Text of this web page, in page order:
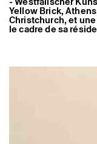
Yellow Brick,
Christchurch, et
le cadre de sa